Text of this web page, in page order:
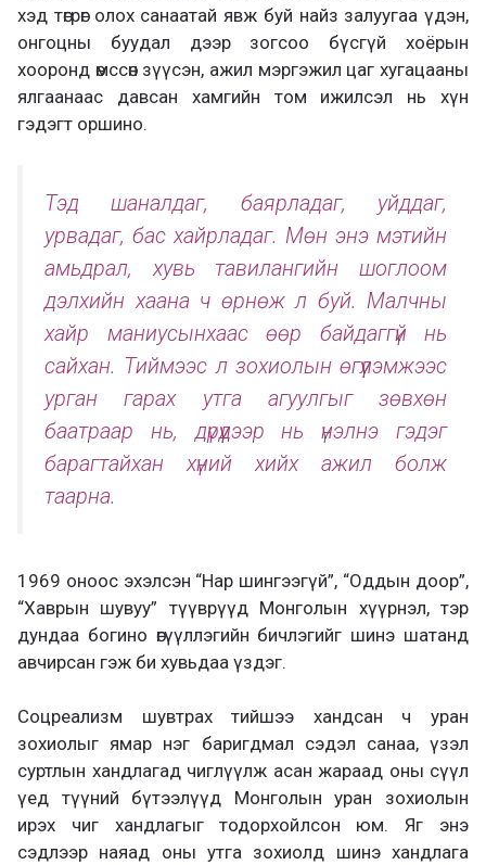
хэд төгрөг олох санаатай явж буй найз залуугаа үдэн,
онгоцны буудал дээр зогсоо бүсгүй хоёрын
хооронд өмссөн зүүсэн, ажил мэргэжил цаг хугацааны
ялгаанаас давсан хамгийн том ижилсэл нь хүн
гэдэгт оршино.
Тэд шаналдаг, баярладаг, уйддаг,
урвадаг, бас хайрладаг. Мөн энэ мэтийн
амьдрал, хувь тавилангийн шоглоом
дэлхийн хаана ч өрнөж л буй. Малчны
хайр маниусынхаас өөр байдаггүй нь
сайхан. Тиймээс л зохиолын өгүүлэмжээс
урган гарах утга агуулгыг зөвхөн
баатраар нь, дүрүүдээр нь үнэлнэ гэдэг
барагтайхан хүний хийх ажил болж
таарна.
1969 оноос эхэлсэн “Нар шингээгүй”, “Оддын доор”,
“Хаврын шувуу” түүврүүд Монголын хүүрнэл, тэр
дундаа богино өгүүллэгийн бичлэгийг шинэ шатанд
авчирсан гэж би хувьдаа үздэг.
Соцреализм шувтрах тийшээ хандсан ч уран
зохиолыг ямар нэг баригдмал сэдэл санаа, үзэл
суртлын хандлагад чиглүүлж асан жараад оны сүүл
үед түүний бүтээлүүд Монголын уран зохиолын
ирэх чиг хандлагыг тодорхойлсон юм. Яг энэ
сэдлээр наяад оны утга зохиолд шинэ хандлага